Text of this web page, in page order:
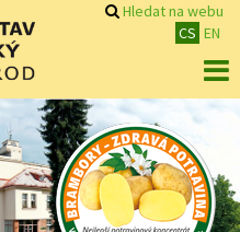
Hledat na webu
CS EN